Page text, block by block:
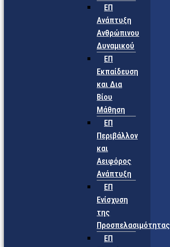
ΕΠ
Ανάπτυξη
Ανθρώπινου
Δυναμικού
ΕΠ
Εκπαίδευση
και Δια
Βίου
Μάθηση
ΕΠ
Περιβάλλον
και
Αειφόρος
Ανάπτυξη
ΕΠ
Ενίσχυση
της
Προσπελασιμότητας
ΕΠ